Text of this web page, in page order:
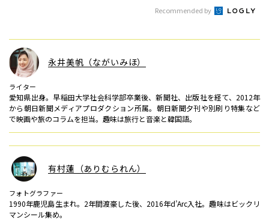
Recommended by
永井美帆（ながいみほ）
ライター
愛知県出身。早稲田大学社会科学部卒業後、新聞社、出版社を経て、2012年
から朝日新聞メディアプロダクション所属。朝日新聞夕刊や別刷り特集など
で映画や旅のコラムを担当。趣味は旅行と音楽と韓国語。
有村蓮（ありむられん）
フォトグラファー
1990年鹿児島生まれ。2年間渡豪した後、2016年d’Arc入社。趣味はビックリ
マンシール集め。